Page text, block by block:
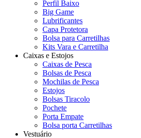
Perfil Baixo
Big Game
Lubrificantes
Capa Protetora
Bolsa para Carretilhas
Kits Vara e Carretilha
Caixas e Estojos
Caixas de Pesca
Bolsas de Pesca
Mochilas de Pesca
Estojos
Bolsas Tiracolo
Pochete
Porta Empate
Bolsa porta Carretilhas
Vestuário